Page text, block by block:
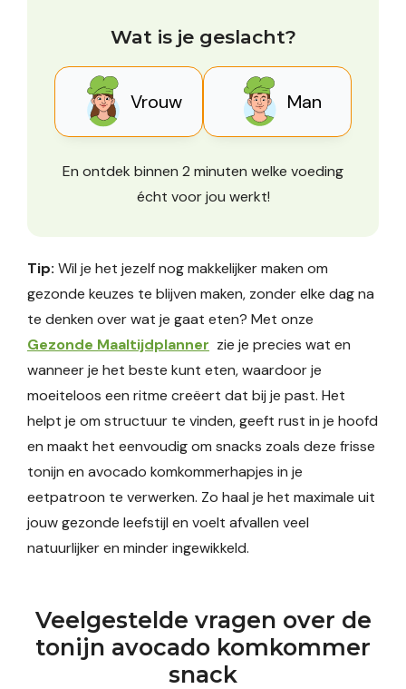
Wat is je geslacht?
Vrouw Man
En ontdek binnen 2 minuten welke voeding
écht voor jou werkt!
Tip: Wil je het jezelf nog makkelijker maken om
gezonde keuzes te blijven maken, zonder elke dag na
te denken over wat je gaat eten? Met onze
Gezonde Maaltijdplanner zie je precies wat en
wanneer je het beste kunt eten, waardoor je
moeiteloos een ritme creëert dat bij je past. Het
helpt je om structuur te vinden, geeft rust in je hoofd
en maakt het eenvoudig om snacks zoals deze frisse
tonijn en avocado komkommerhapjes in je
eetpatroon te verwerken. Zo haal je het maximale uit
jouw gezonde leefstijl en voelt afvallen veel
natuurlijker en minder ingewikkeld.
Veelgestelde vragen over de
tonijn avocado komkommer
snack